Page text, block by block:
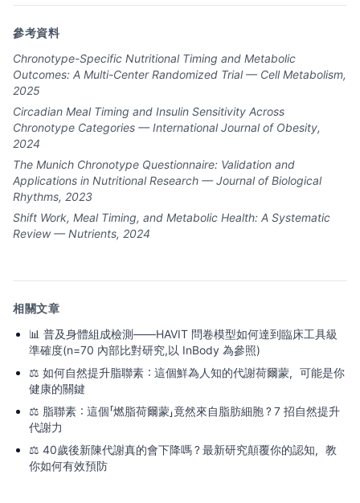
參考資料
Chronotype-Specific Nutritional Timing and Metabolic
Outcomes: A Multi-Center Randomized Trial — Cell Metabolism,
2025
Circadian Meal Timing and Insulin Sensitivity Across
Chronotype Categories — International Journal of Obesity,
2024
The Munich Chronotype Questionnaire: Validation and
Applications in Nutritional Research — Journal of Biological
Rhythms, 2023
Shift Work, Meal Timing, and Metabolic Health: A Systematic
Review — Nutrients, 2024
相關文章
📊 普及身體組成檢測——HAVIT 問卷模型如何達到臨床工具級
準確度(n=70 內部比對研究,以 InBody 為參照)
⚖️ 如何自然提升脂聯素：這個鮮為人知的代謝荷爾蒙，可能是你
健康的關鍵
⚖️ 脂聯素：這個「燃脂荷爾蒙」竟然來自脂肪細胞？7 招自然提升
代謝力
⚖️ 40歲後新陳代謝真的會下降嗎？最新研究顛覆你的認知，教
你如何有效預防